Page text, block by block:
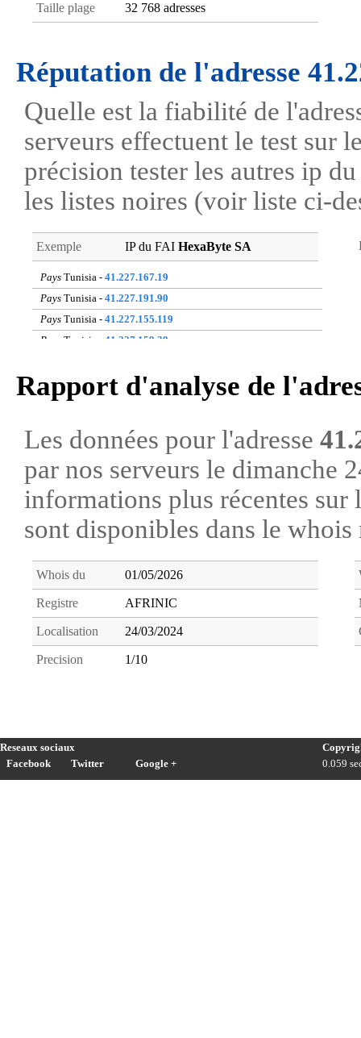
Taille plage 32 768 adresses
Réputation de l'adresse
Quelle est la fiabilité de
serveurs effectuent le test sur
précision tester les autres ip
les listes noires (voir liste ci-
Exemple IP du FAI HexaByte SA
Pays Tunisia - 41.227.167.19
Pays Tunisia - 41.227.191.90
Pays Tunisia - 41.227.155.119
Pays Tunisia -
41.227.159.38
PaysTunisia -41.227.104.24
Pays
Tunisia -
Pays
Tunisia -41.227.118.86
Pays Tunisia - 41.227.180.237
Rapport d'analyse de
Les données pour l'adresse
par nos serveurs le dimanche
informations plus récentes
sont disponibles dans le
Whois du 01/05/2026
Registre AFRINIC
Localisation 24/03/2024
Precision 1/10
Reseaux sociaux
Facebook
Twitter Google +
0.059